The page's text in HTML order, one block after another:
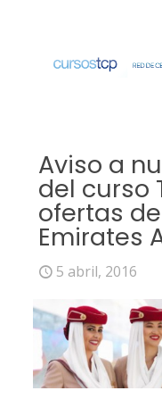
Aviso a
del curso
ofertas
Emirates
5 abril, 2016